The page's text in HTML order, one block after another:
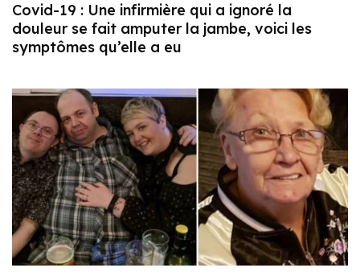
Covid-19 : Une infirmière qui a ignoré la
douleur se fait amputer la jambe, voici les
symptômes qu’elle a eu